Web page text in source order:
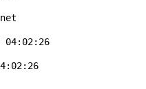
04:02:26